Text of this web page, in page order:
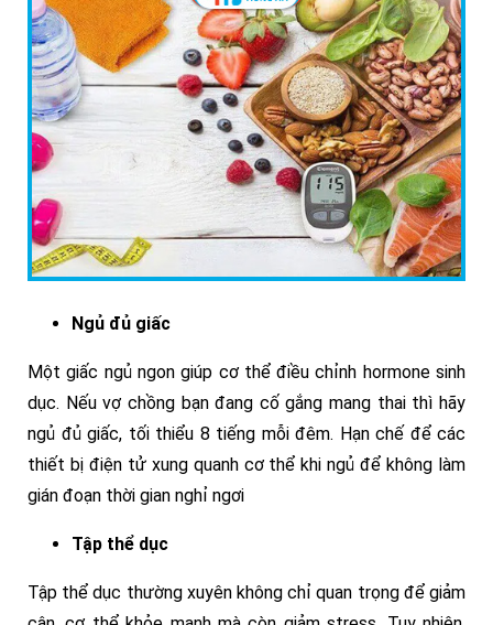
Ngủ đủ giấc
Một giấc ngủ ngon giúp cơ thể điều chỉnh hormone sinh
dục. Nếu vợ chồng bạn đang cố gắng mang thai thì hãy
ngủ đủ giấc, tối thiểu 8 tiếng mỗi đêm. Hạn chế để các
thiết bị điện tử xung quanh cơ thể khi ngủ để không làm
gián đoạn thời gian nghỉ ngơi
Tập thể dục
Tập thể dục thường xuyên không chỉ quan trọng để giảm